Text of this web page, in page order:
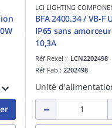
LCI LIGHTING
BFA 2400.34 / VB-
IP65 sans
10,3A
Réf Rexel : LCN2202498
Réf Fab : 2202498